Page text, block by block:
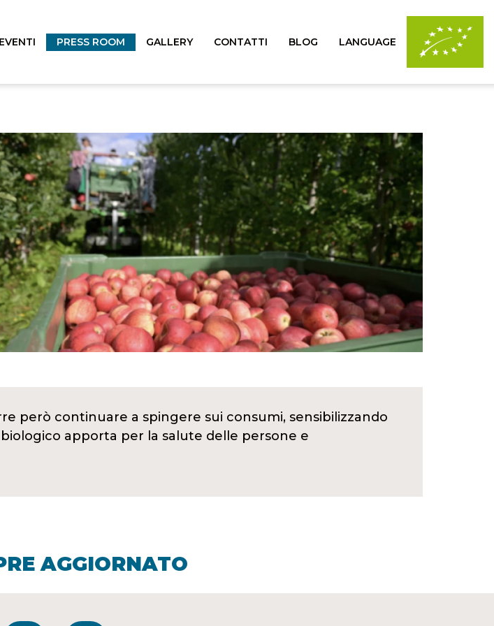
EVENTI PRESS ROOM GALLERY CONTATTI BLOG LANGUAGE
però continuare a spingere sui consumi, sensibilizzando
apporta per la salute delle persone e
AGGIORNATO